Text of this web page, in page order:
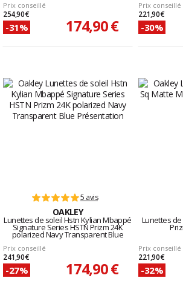
Prix conseillé
254,90 €
-31% 174,90 €
Prix conseillé
221,90 €
-30%
5 avis
OAKLEY
Lunettes de soleil Hstn Kylian Mbappé
Signature Series HSTN Prizm 24K
polarized Navy Transparent Blue
Prix conseillé
241,90 €
-27% 174,90 €
Lunettes
Prix conseillé
221,90 €
-32%